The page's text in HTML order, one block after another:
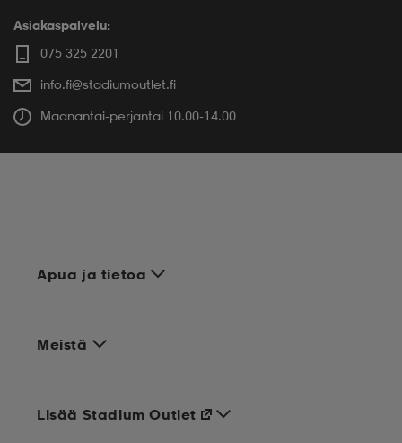
Asiakaspalvelu:
075 325 2201
info.fi@stadiumoutlet.fi
Maanantai-perjantai 10.00-14.00
Apua ja tietoa
Meistä
Lisää Stadium Outlet